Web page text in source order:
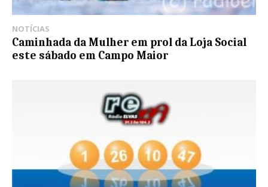
NOTÍCIAS
Caminhada da Mulher em prol da Loja Social
este sábado em Campo Maior